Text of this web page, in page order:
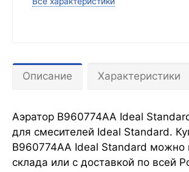
Описание Характеристики
Аэратор B960774AA Ideal
для смесителей Ideal Standard.
B960774AA Ideal Standard можно
склада или с доставкой по всей